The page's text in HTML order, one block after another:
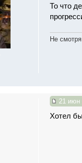
То что
Не
21 июн
Хотел